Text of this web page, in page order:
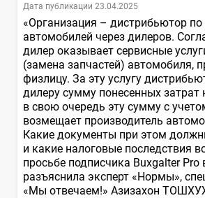
Дата публикации 23.04.2025
«Организация – дистрибьютор
автомобилей через дилеров.
дилер оказывает сервисные
(замена запчастей) автомобиля,
физлицу. За эту услугу
дилеру сумму понесенных затрат
в свою очередь эту сумму с
возмещает производитель
Какие документы при этом
и какие налоговые последствия
просьбе подписчика Buxgalter Pro
разъяснила эксперт «Нормы»,
«Мы отвечаем!» Азизахон